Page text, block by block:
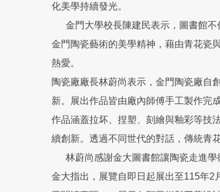
化美學持續發光。
金門大學校長陳建民表示，圖書館不
金門陶瓷藝術的美學精神，藉由青花瓷
熱愛。
陶瓷廠廠長林蔚尚表示，金門陶瓷廠自
新。展出作品皆由廠內師傅手工製作完
作品涵蓋拉坏、捏塑、刻繪與釉彩等技
續創新。透過不同世代的對話，傳統青
林蔚尚感謝金大圖書館讓陶瓷走進學
金大指出，展覽自即日起展出至115年2